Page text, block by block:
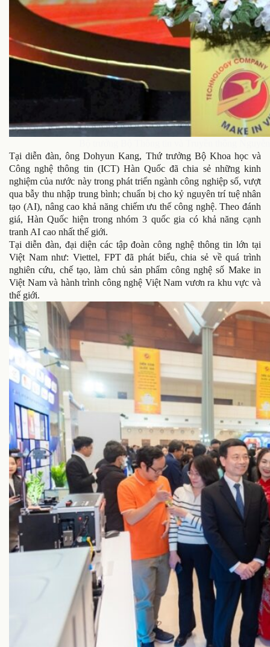
Tại diễn đàn, ông Dohyun Kang, Thứ trưởng Bộ Khoa học và
Công nghệ thông tin (ICT) Hàn Quốc đã chia sẻ những kinh
nghiệm của nước này trong phát triển ngành công nghiệp số, vượt
qua bẫy thu nhập trung bình; chuẩn bị cho kỷ nguyên trí tuệ nhân
tạo (AI), nâng cao khả năng chiếm ưu thế công nghệ. Theo đánh
giá, Hàn Quốc hiện trong nhóm 3 quốc gia có khả năng cạnh
tranh AI cao nhất thế giới.
Tại diễn đàn, đại diện các tập đoàn công nghệ thông tin lớn tại
Việt Nam như: Viettel, FPT đã phát biểu, chia sẻ về quá trình
nghiên cứu, chế tạo, làm chủ sản phẩm công nghệ số Make in
Việt Nam và hành trình công nghệ Việt Nam vươn ra khu vực và
thế giới.